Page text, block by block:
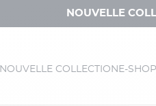
NOUVELLE
NOUVELLE COLLECTION E-SHOP